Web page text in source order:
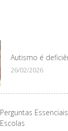
Autismo é
26/02/2026
Perguntas
Escolas